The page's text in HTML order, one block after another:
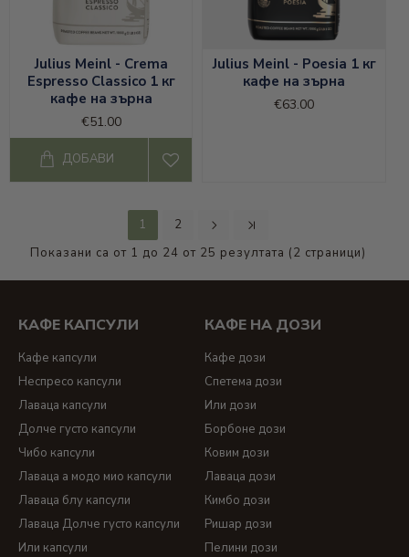
Julius Meinl - Crema
Espresso Classico 1 кг
кафе на зърна
€51.00
ДОБАВИ
Julius Meinl - Poesia 1 кг
кафе на зърна
€63.00
1
2
Показани са от 1 до 24 от 25 резултата (2 страници)
КАФЕ КАПСУЛИ
Кафе капсули
Неспресо капсули
Лаваца капсули
Долче густо капсули
Чибо капсули
Лаваца а модо мио капсули
Лаваца блу капсули
Лаваца Долче густо капсули
Или капсули
КАФЕ НА ДОЗИ
Кафе дози
Спетема дози
Или дози
Борбоне дози
Ковим дози
Лаваца дози
Кимбо дози
Ришар дози
Пелини дози